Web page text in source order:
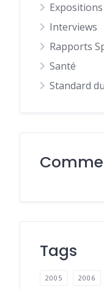
Expositions
Interviews
Rapports
Santé
Standard
Tags
2005 2006